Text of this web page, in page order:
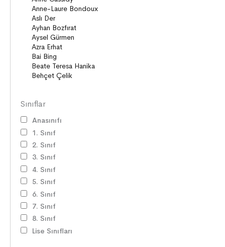
Sınıflar
Anasınıfı
1. Sınıf
2. Sınıf
3. Sınıf
4. Sınıf
5. Sınıf
6. Sınıf
7. Sınıf
8. Sınıf
Lise Sınıfları